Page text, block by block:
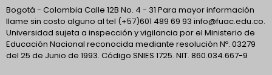
Bogotá - Colombia Calle 12B No. 4 - 31 Para mayor información
llame sin costo alguno al tel (+57)601 489 69 93 info@fuac.edu.co.
Universidad sujeta a inspección y vigilancia por el Ministerio de
Educación Nacional reconocida mediante resolución Nº. 03279
del 25 de Junio de 1993. Código SNIES 1725. NIT. 860.034.667-9